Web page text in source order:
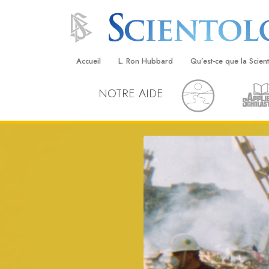
Accueil L. Ron Hubbard Qu’est-ce que la
Croyances et
Credos et Codes de
Les scientologues et
Rencontrez un
À l’intérieur d’une
Les principes de
La Dianétique : Une
NOTRE AIDE